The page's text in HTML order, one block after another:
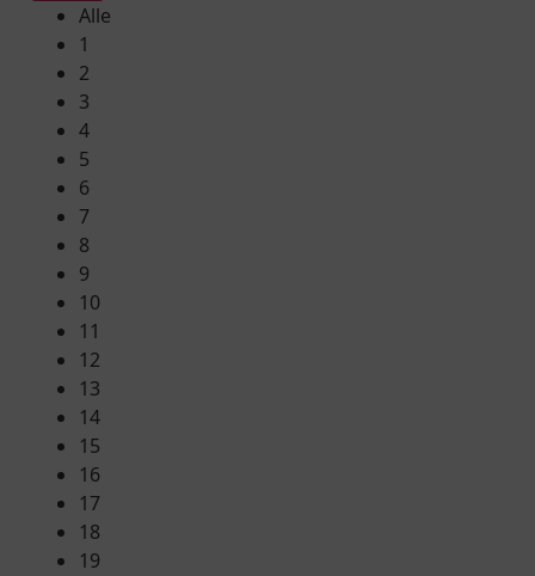
Alle
1
2
3
4
5
6
7
8
9
10
11
12
13
14
15
16
17
18
19